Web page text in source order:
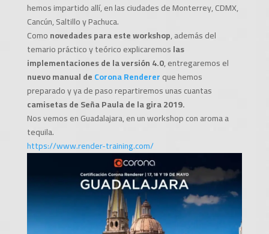
hemos impartido allí, en las ciudades de Monterrey, CDMX,
Cancún, Saltillo y Pachuca.
Comonovedades para este workshop, además del
temario práctico y teórico explicaremoslas
implementaciones de la versión 4.0, entregaremos el
nuevo manual deCorona Rendererque hemos
preparado y ya de paso repartiremos unas cuantas
camisetas de Seña Paula de la gira 2019.
Nos vemos en Guadalajara, en un workshop con aroma a
tequila.
https://www.render-training.com/